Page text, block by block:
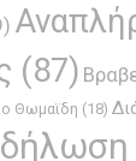
(87)
Θωμαϊδη (18)